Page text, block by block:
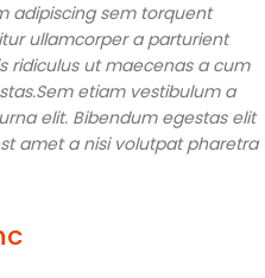
adipiscing sem torquent
ullamcorper a parturient
ridiculus ut maecenas a cum
etiam vestibulum a
elit. Bibendum egestas elit
amet a nisi volutpat pharetra